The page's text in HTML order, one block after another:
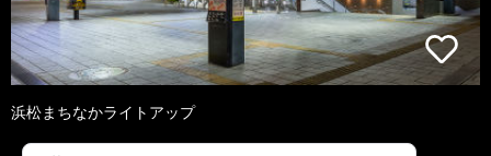
浜松まちなかライトアップ